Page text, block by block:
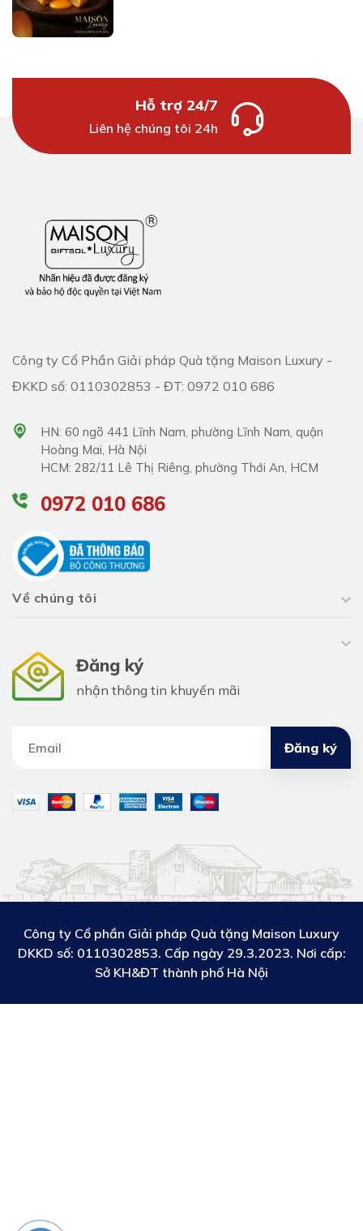
Hỗ trợ 24/7
Liên hệ chúng tôi 24h
Công ty Cổ Phần Giải pháp Quà tặng Maison Luxury -
ĐKKD số: 0110302853 - ĐT: 0972 010 686
HN: 60 ngõ 441 Lĩnh Nam, phường Lĩnh Nam, quận
Hoàng Mai, Hà Nội
HCM: 282/11 Lê Thị Riêng, phường Thới An, HCM
0972 010 686
Về chúng tôi
Đăng ký
nhận thông tin khuyến mãi
Đăng ký
Công ty Cổ phần Giải pháp Quà tặng Maison Luxury
DKKD số: 0110302853. Cấp ngày 29.3.2023. Nơi cấp:
Sở KH&ĐT thành phố Hà Nội